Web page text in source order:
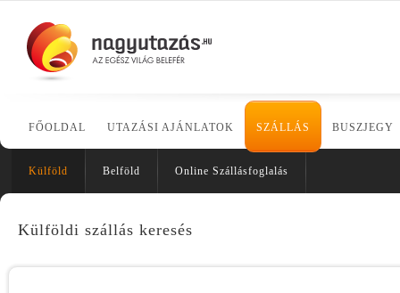
FŐOLDAL UTAZÁSI AJÁNLATOK SZÁLLÁS BUSZJEGY
Külföld Belföld Online Szállásfoglalás
Külföldi szállás keresés